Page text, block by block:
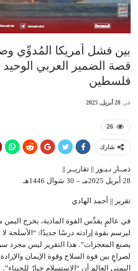
بين فشل أمريكا المُدوِّي
قصة الضمير العربي
فلسطين
في 28 أبريل, 2025
26
شارك
ذمــار نـيـوز || تقاريــر ||
28 أبريل 2025مـ – 30 شوال 1446هـ
تقرير || أحمد الهادي
في عالمٍ يقدِّس القوة المادية، يخرج
ليرسم بقوة إرادته درسًا جديدًا: “الأسلحة لا
يصنع المعجزات”. هذا التقرير ليس مجرد
لصراعٍ بين قوة السلاح وقوة الإيمان
اليمني العالم أن “الاستسلام خيارٌ للجبناء”.